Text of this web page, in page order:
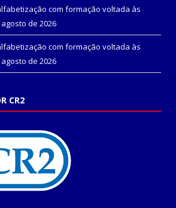
com formação voltada às
de 2026
com formação voltada às
de 2026
CR2